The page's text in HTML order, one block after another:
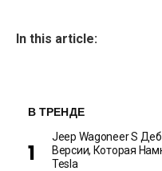
In this article:
В ТРЕНДЕ
Jeep Wagoneer S
Версии, Которая
Tesla